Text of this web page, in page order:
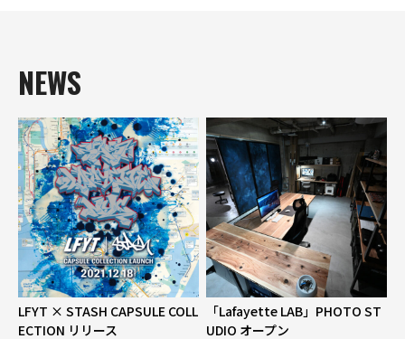
NEWS
LFYT × STASH CAPSULE COLL
ECTION リリース
「Lafayette LAB」PHOTO ST
UDIO オープン